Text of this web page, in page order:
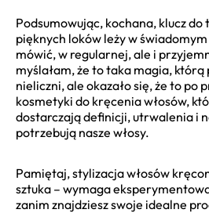
Podsumowując, kochana, klucz
pięknych loków leży w
mówić, w regularnej, ale i
myślałam, że to taka magia,
nieliczni, ale okazało się, że to po
kosmetyki do kręcenia włosów,
dostarczają definicji, utrwalenia i
potrzebują nasze włosy.
Pamiętaj, stylizacja włosów
sztuka – wymaga
zanim znajdziesz swoje idealne